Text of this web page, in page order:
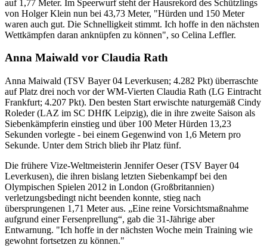
auf 1,77 Meter. Im Speerwurf steht der Hausrekord des Schützlings
von Holger Klein nun bei 43,73 Meter, "Hürden und 150 Meter
waren auch gut. Die Schnelligkeit stimmt. Ich hoffe in den nächsten
Wettkämpfen daran anknüpfen zu können", so Celina Leffler.
Anna Maiwald vor Claudia Rath
Anna Maiwald (TSV Bayer 04 Leverkusen; 4.282 Pkt) überraschte
auf Platz drei noch vor der WM-Vierten Claudia Rath (LG Eintracht
Frankfurt; 4.207 Pkt). Den besten Start erwischte naturgemäß Cindy
Roleder (LAZ im SC DHfK Leipzig), die in ihre zweite Saison als
Siebenkämpferin einstieg und über 100 Meter Hürden 13,23
Sekunden vorlegte - bei einem Gegenwind von 1,6 Metern pro
Sekunde. Unter dem Strich blieb ihr Platz fünf.
Die frühere Vize-Weltmeisterin Jennifer Oeser (TSV Bayer 04
Leverkusen), die ihren bislang letzten Siebenkampf bei den
Olympischen Spielen 2012 in London (Großbritannien)
verletzungsbedingt nicht beenden konnte, stieg nach
übersprungenen 1,71 Meter aus. „Eine reine Vorsichtsmaßnahme
aufgrund einer Fersenprellung“, gab die 31-Jährige aber
Entwarnung. "Ich hoffe in der nächsten Woche mein Training wie
gewohnt fortsetzen zu können."